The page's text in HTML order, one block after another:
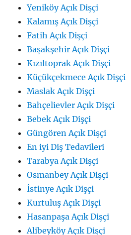
Yeniköy Açık Dişçi
Kalamış Açık Dişçi
Fatih Açık Dişçi
Başakşehir Açık Dişçi
Kızıltoprak Açık Dişçi
Küçükçekmece Açık Dişçi
Maslak Açık Dişçi
Bahçelievler Açık Dişçi
Bebek Açık Dişçi
Güngören Açık Dişçi
En iyi Diş Tedavileri
Tarabya Açık Dişçi
Osmanbey Açık Dişçi
İstinye Açık Dişçi
Kurtuluş Açık Dişçi
Hasanpaşa Açık Dişçi
Alibeyköy Açık Dişçi